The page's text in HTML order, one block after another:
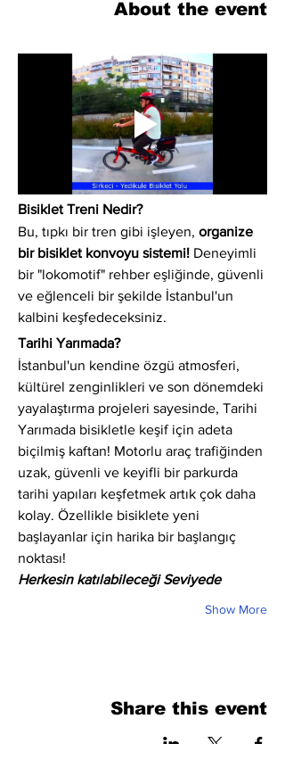
About the event
Bisiklet Treni Nedir?
Bu, tıpkı bir tren gibi işleyen, organize
bir bisiklet konvoyu sistemi! Deneyimli
bir "lokomotif" rehber eşliğinde, güvenli
ve eğlenceli bir şekilde İstanbul'un
kalbini keşfedeceksiniz.
Tarihi Yarımada?
İstanbul'un kendine özgü atmosferi,
kültürel zenginlikleri ve son dönemdeki
yayalaştırma projeleri sayesinde, Tarihi
Yarımada bisikletle keşif için adeta
biçilmiş kaftan! Motorlu araç trafiğinden
uzak, güvenli ve keyifli bir parkurda
tarihi yapıları keşfetmek artık çok daha
kolay. Özellikle bisiklete yeni
başlayanlar için harika bir başlangıç
noktası!
Herkesin katılabileceği Seviyede
Show More
Share this event